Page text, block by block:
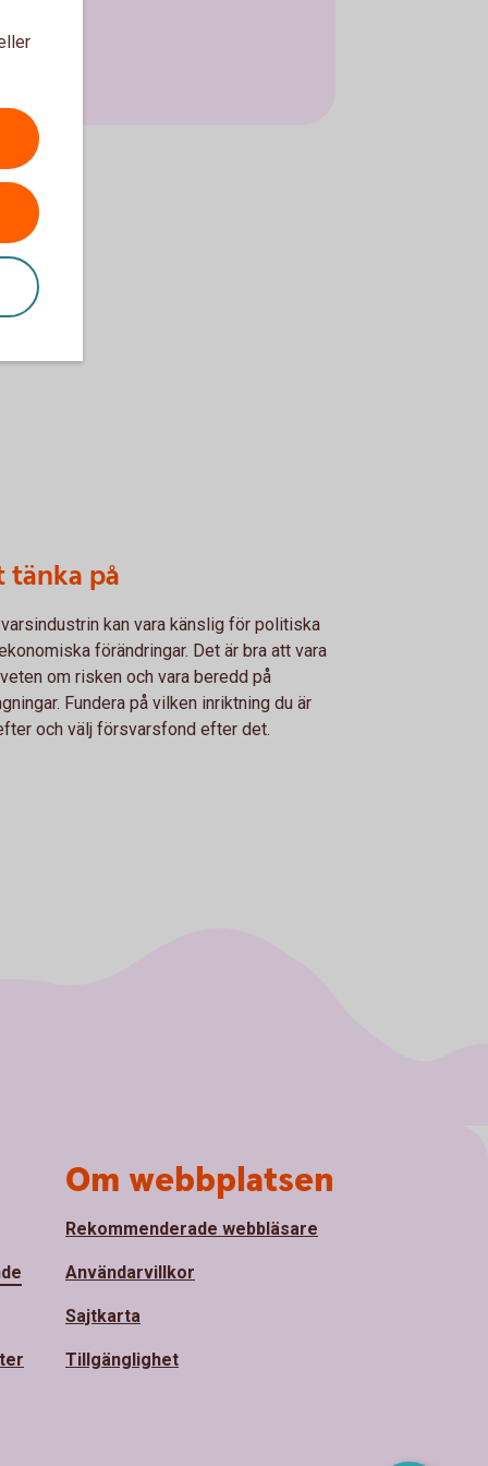
tänka på
kan vara känslig för politiska
förändringar. Det är bra att vara
om risken och vara beredd på
Fundera på vilken inriktning du är
och välj försvarsfond efter det.
Om webbplatsen
Rekommenderade webbläsare
Användarvillkor
Sajtkarta
Tillgänglighet